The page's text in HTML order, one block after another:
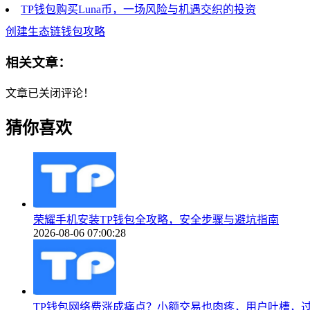
TP钱包购买Luna币，一场风险与机遇交织的投资
创建生态链钱包攻略
相关文章：
文章已关闭评论！
猜你喜欢
荣耀手机安装TP钱包全攻略，安全步骤与避坑指南
2026-08-06 07:00:28
TP钱包网络费涨成痛点？小额交易也肉疼，用户吐槽，